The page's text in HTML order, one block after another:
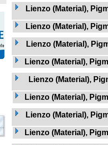
Lienzo (Material),
Lienzo (Material),
Lienzo (Material),
Lienzo (Material),
Lienzo (Material),
Lienzo (Material),
Lienzo (Material),
Lienzo (Material),